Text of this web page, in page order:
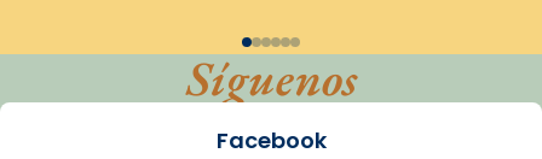
Síguenos
Facebook